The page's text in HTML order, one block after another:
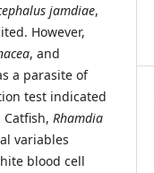
jamdiae,
However,
, and
a parasite of
test indicated
Rhamdia
variables
blood cell